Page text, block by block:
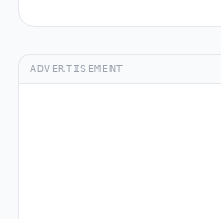
ADVERTISEMENT